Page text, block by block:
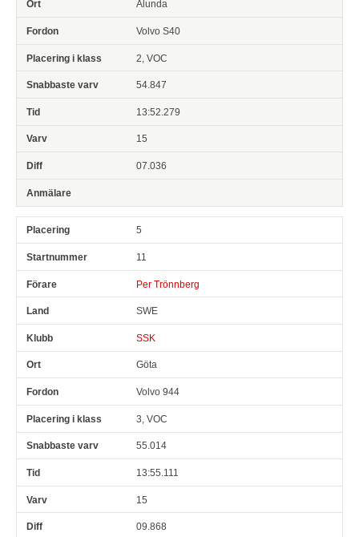
Alunda
Volvo S40
2, VOC
54.847
13:52.279
15
07.036
5
11
Per Trönnberg
SWE
SSK
Göta
Volvo 944
3, VOC
55.014
13:55.111
15
09.868